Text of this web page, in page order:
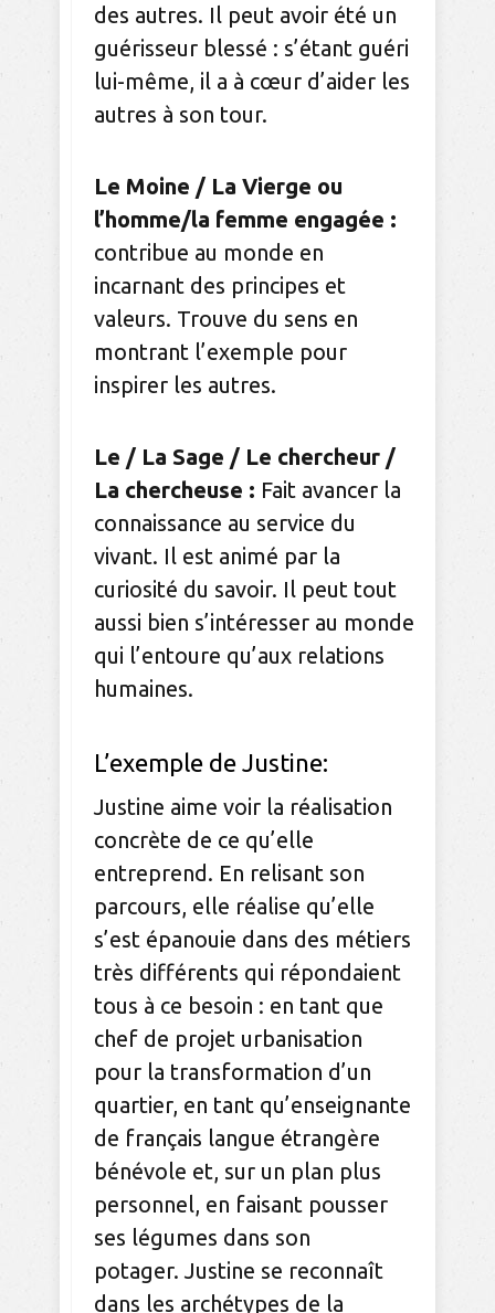
des autres. Il peut avoir été un
guérisseur blessé : s’étant guéri
lui-même, il a à cœur d’aider les
autres à son tour.
Le Moine / La Vierge ou
l’homme/la femme engagée :
contribue au monde en
incarnant des principes et
valeurs. Trouve du sens en
montrant l’exemple pour
inspirer les autres.
Le / La Sage / Le chercheur /
La chercheuse : Fait avancer la
connaissance au service du
vivant. Il est animé par la
curiosité du savoir. Il peut tout
aussi bien s’intéresser au monde
qui l’entoure qu’aux relations
humaines.
L’exemple de Justine:
Justine aime voir la réalisation
concrète de ce qu’elle
entreprend. En relisant son
parcours, elle réalise qu’elle
s’est épanouie dans des métiers
très différents qui répondaient
tous à ce besoin : en tant que
chef de projet urbanisation
pour la transformation d’un
quartier, en tant qu’enseignante
de français langue étrangère
bénévole et, sur un plan plus
personnel, en faisant pousser
ses légumes dans son
potager. Justine se reconnaît
dans les archétypes de la